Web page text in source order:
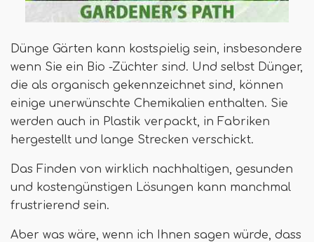
Dünge Gärten kann kostspielig sein, insbesondere
wenn Sie ein Bio -Züchter sind. Und selbst Dünger,
die als organisch gekennzeichnet sind, können
einige unerwünschte Chemikalien enthalten. Sie
werden auch in Plastik verpackt, in Fabriken
hergestellt und lange Strecken verschickt.
Das Finden von wirklich nachhaltigen, gesunden
und kostengünstigen Lösungen kann manchmal
frustrierend sein.
Aber was wäre, wenn ich Ihnen sagen würde, dass